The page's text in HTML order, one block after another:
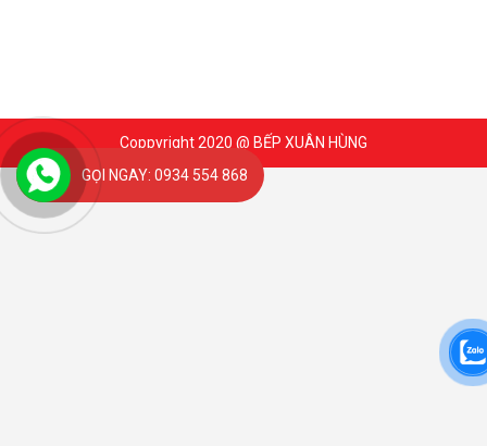
Coppyright 2020 @ BẾP XUÂN HÙNG
GỌI NGAY: 0934 554 868